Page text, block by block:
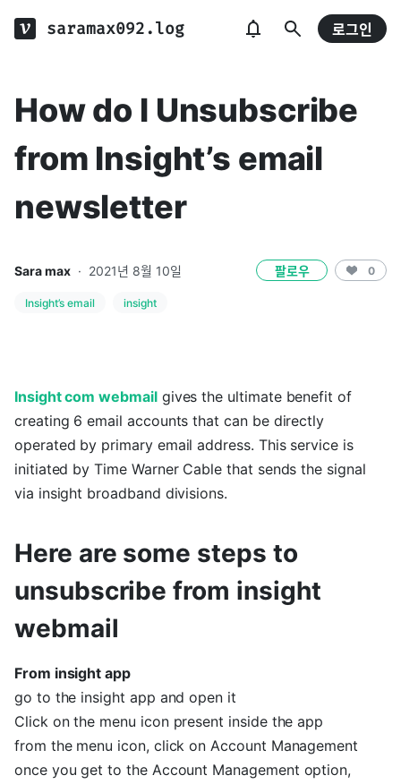
saramax092.log 로그인
How do I Unsubscribe
from Insight’s email
newsletter
Sara max · 2021년 8월 10일 팔로우 0
Insight’s email insight
Insight com webmailgives the ultimate benefit of
creating 6 email accounts that can be directly
operated by primary email address. This service is
initiated by Time Warner Cable that sends the signal
via insight broadband divisions.
Here are some steps to
unsubscribe from insight
webmail
From insight app
go to the insight app and open it
Click on the menu icon present inside the app
from the menu icon, click on Account Management
once you get to the Account Management option,